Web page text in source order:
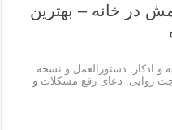
در خانه – بهترین
و اذكار
دستورالعمل و نسخه
روایی
دعای رفع مشکلات و